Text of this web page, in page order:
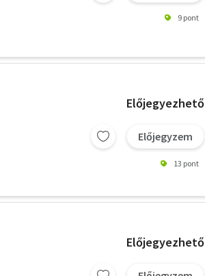
9 pont
Előjegyezhető
Előjegyzem
13 pont
Előjegyezhető